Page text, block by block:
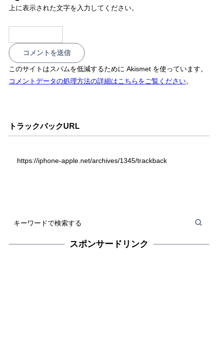
上に表示された文字を入力してください。
このサイトはスパムを低減するために Akismet を使っています。
コメントデータの処理方法の詳細はこちらをご覧ください。
トラックバックURL
https://iphone-apple.net/archives/1345/trackback
スポンサードリンク